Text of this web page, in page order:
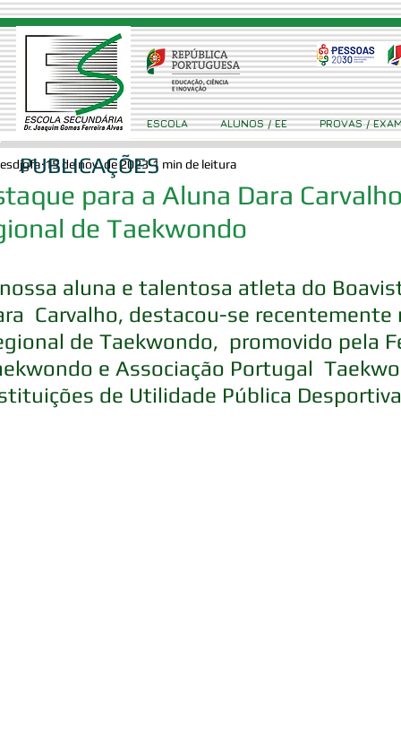
para a Aluna Dara
de Taekwondo
esdjgfa 15 de nov. de 2023 1 min de leitura
aluna e talentosa atleta do
Carvalho, destacou-se
de Taekwondo,  promovido pela
e Associação Portugal
de Utilidade Pública
PUBLICAÇÕES
ESCOLA ALUNOS / EE PROVAS /